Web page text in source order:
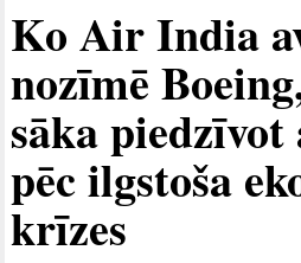
Ko Air India
nozīmē
sāka
pēc ilgstoša
krīzes